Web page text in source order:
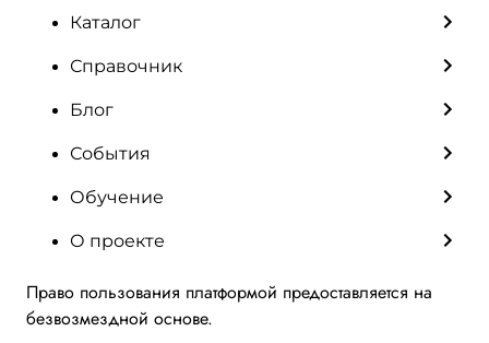
Каталог
Справочник
Блог
События
Обучение
О проекте
Право пользования платформой предоставляется на
безвозмездной основе.